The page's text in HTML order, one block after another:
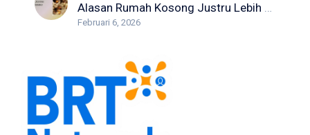
Alasan Rumah Kosong Justru Lebih Berisiko Rayap
Februari 6, 2026